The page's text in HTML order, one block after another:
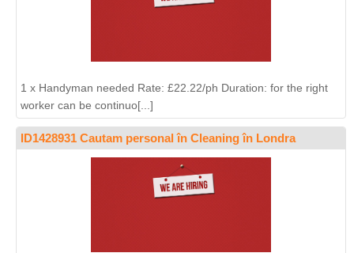
1 x Handyman needed Rate: £22.22/ph Duration: for the right
worker can be continuo[...]
ID1428931 Cautam personal în Cleaning în Londra